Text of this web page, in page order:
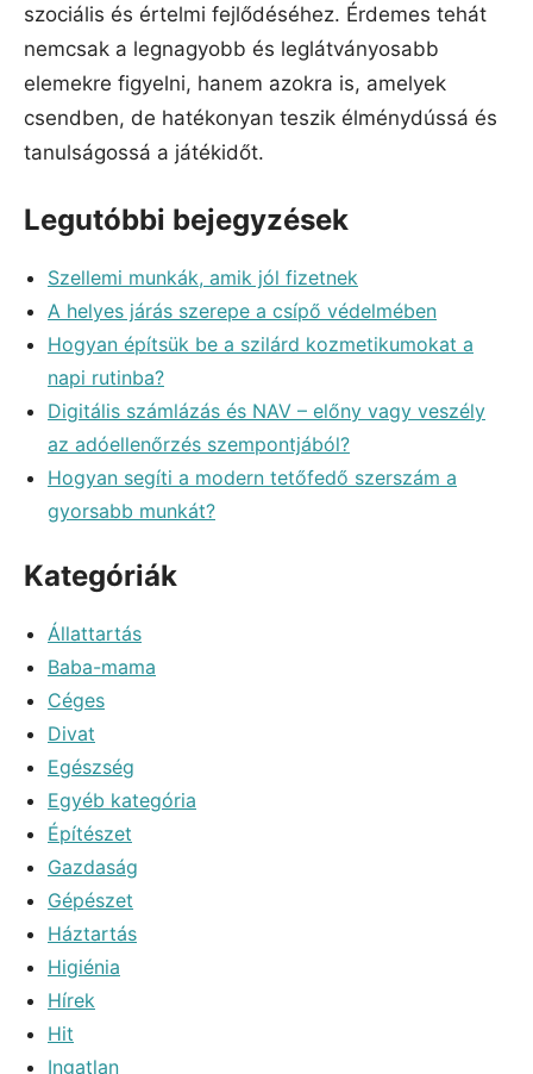
szociális és értelmi fejlődéséhez. Érdemes tehát
nemcsak a legnagyobb és leglátványosabb
elemekre figyelni, hanem azokra is, amelyek
csendben, de hatékonyan teszik élménydússá és
tanulságossá a játékidőt.
Legutóbbi bejegyzések
Szellemi munkák, amik jól fizetnek
A helyes járás szerepe a csípő védelmében
Hogyan építsük be a szilárd kozmetikumokat a
napi rutinba?
Digitális számlázás és NAV – előny vagy veszély
az adóellenőrzés szempontjából?
Hogyan segíti a modern tetőfedő szerszám a
gyorsabb munkát?
Kategóriák
Állattartás
Baba-mama
Céges
Divat
Egészség
Egyéb kategória
Építészet
Gazdaság
Gépészet
Háztartás
Higiénia
Hírek
Hit
Ingatlan